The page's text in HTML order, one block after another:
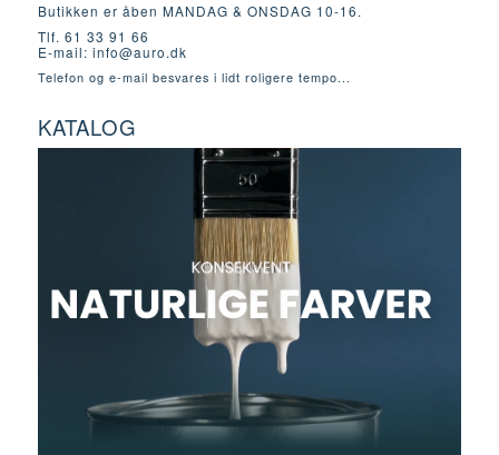
Butikken er åben MANDAG & ONSDAG 10-16.
Tlf. 61 33 91 66
E-mail: info@auro.dk
Telefon og e-mail besvares i lidt roligere tempo...
KATALOG